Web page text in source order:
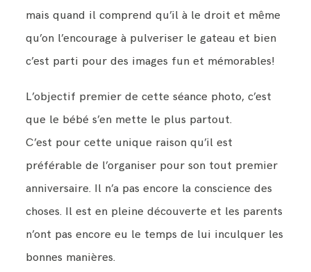
mais quand il comprend qu’il à le droit et même
qu’on l’encourage à pulveriser le gateau et bien
c’est parti pour des images fun et mémorables!
L’objectif premier de cette séance photo, c’est
que le bébé s’en mette le plus partout.
C’est pour cette unique raison qu’il est
préférable de l’organiser pour son tout premier
anniversaire. Il n’a pas encore la conscience des
choses. Il est en pleine découverte et les parents
n’ont pas encore eu le temps de lui inculquer les
bonnes manières.